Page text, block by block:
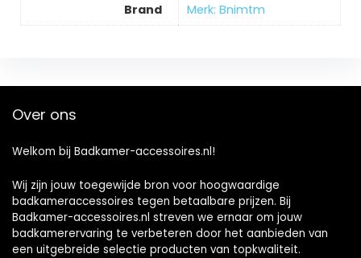
Brand Merk: Bnimtm
Over ons
Welkom bij Badkamer-accessoires.nl!
Wij zijn jouw toegewijde bron voor hoogwaardige
badkameraccessoires tegen betaalbare prijzen. Bij
Badkamer-accessoires.nl streven we ernaar om jouw
badkamerervaring te verbeteren door het aanbieden van
een uitgebreide selectie producten van topkwaliteit.